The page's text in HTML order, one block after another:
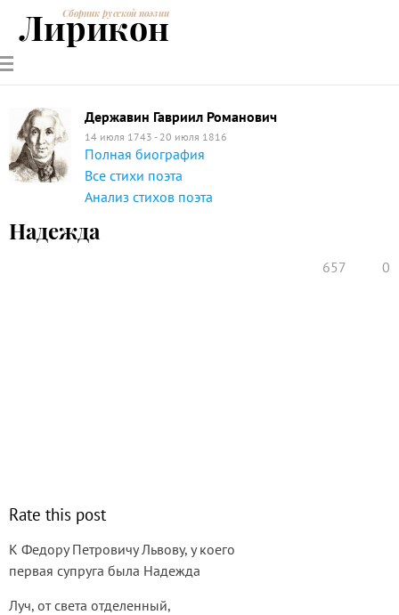
РУССКИЕ
ПОЭТЫ
СОВРЕМЕННИКИЭНЦИКЛОПЕДИЯ
ПОЭЗИИ
Сборник русской поэзии
Лирикон
Державин Гавриил Романович
14 июля 1743 - 20 июля 1816
Полная биография
Все стихи поэта
Анализ стихов поэта
Надежда
657 0
Rate this post
К Федору Петровичу Львову, у коего
первая супруга была Надежда
Луч, от света отделенный,